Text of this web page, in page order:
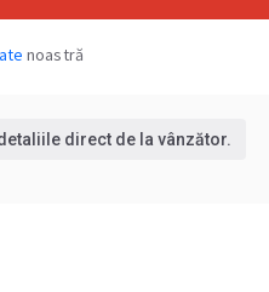
noastră
direct de la vânzător.